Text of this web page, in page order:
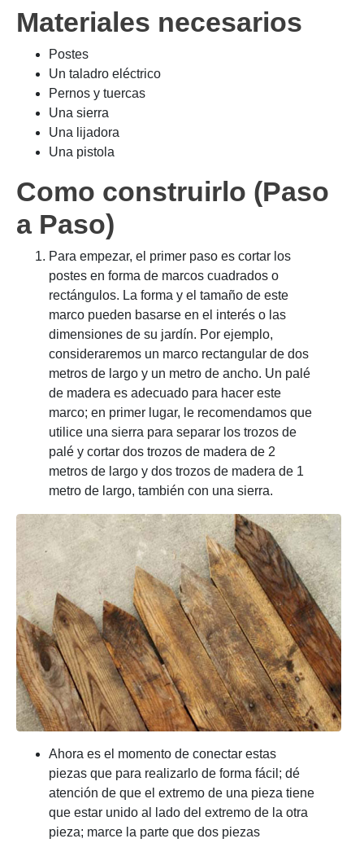
Materiales necesarios
Postes
Un taladro eléctrico
Pernos y tuercas
Una sierra
Una lijadora
Una pistola
Como construirlo (Paso
a Paso)
Para empezar, el primer paso es cortar los
postes en forma de marcos cuadrados o
rectángulos. La forma y el tamaño de este
marco pueden basarse en el interés o las
dimensiones de su jardín. Por ejemplo,
consideraremos un marco rectangular de dos
metros de largo y un metro de ancho. Un palé
de madera es adecuado para hacer este
marco; en primer lugar, le recomendamos que
utilice una sierra para separar los trozos de
palé y cortar dos trozos de madera de 2
metros de largo y dos trozos de madera de 1
metro de largo, también con una sierra.
Ahora es el momento de conectar estas
piezas que para realizarlo de forma fácil; dé
atención de que el extremo de una pieza tiene
que estar unido al lado del extremo de la otra
pieza; marce la parte que dos piezas